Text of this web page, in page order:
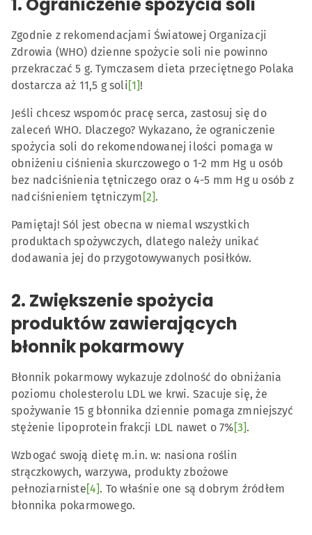
Zgodnie z rekomendacjami Światowej Organizacji
Zdrowia (WHO) dzienne spożycie soli nie powinno
przekraczać 5 g. Tymczasem dieta przeciętnego Polaka
dostarcza aż 11,5 g soli[1]!
Jeśli chcesz wspomóc pracę serca, zastosuj się do
zaleceń WHO. Dlaczego? Wykazano, że ograniczenie
spożycia soli do rekomendowanej ilości pomaga w
obniżeniu ciśnienia skurczowego o 1-2 mm Hg u osób
bez nadciśnienia tętniczego oraz o 4-5 mm Hg u osób z
nadciśnieniem tętniczym [2].
Pamiętaj! Sól jest obecna w niemal wszystkich
produktach spożywczych, dlatego należy unikać
dodawania jej do przygotowywanych posiłków.
2. Zwiększenie spożycia
produktów zawierających
błonnik pokarmowy
Błonnik pokarmowy wykazuje zdolność do obniżania
poziomu cholesterolu LDL we krwi. Szacuje się, że
spożywanie 15 g błonnika dziennie pomaga zmniejszyć
stężenie lipoprotein frakcji LDL nawet o 7%[3].
Wzbogać swoją dietę m.in. w: nasiona roślin
strączkowych, warzywa, produkty zbożowe
pełnoziarniste[4]. To właśnie one są dobrym źródłem
błonnika pokarmowego.